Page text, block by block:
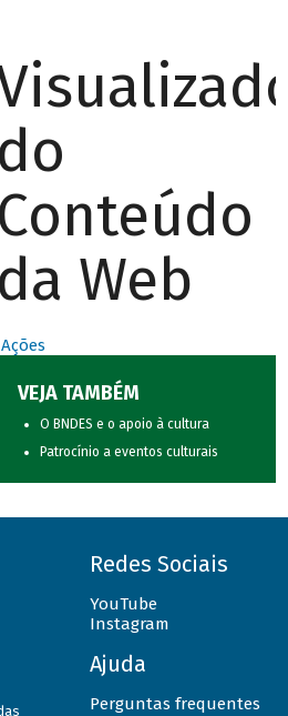
do
Conteúdo
da Web
Ações
VEJA TAMBÉM
O BNDES e o apoio à cultura
Patrocínio a eventos culturais
Redes Sociais
YouTube
Instagram
Ajuda
Perguntas frequentes